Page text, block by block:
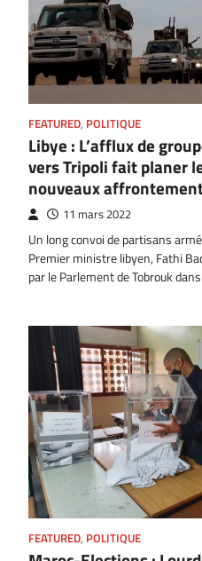
FEATURED, POLITIQUE
Libye : L’afflux de
vers Tripoli fait planer
nouveaux
11 mars 2022
Un long convoi de partisans
Premier ministre libyen, Fathi
par le Parlement de Tobrouk
FEATURED, POLITIQUE